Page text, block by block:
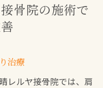
骨院の施術で
治療
レルヤ接骨院では、肩